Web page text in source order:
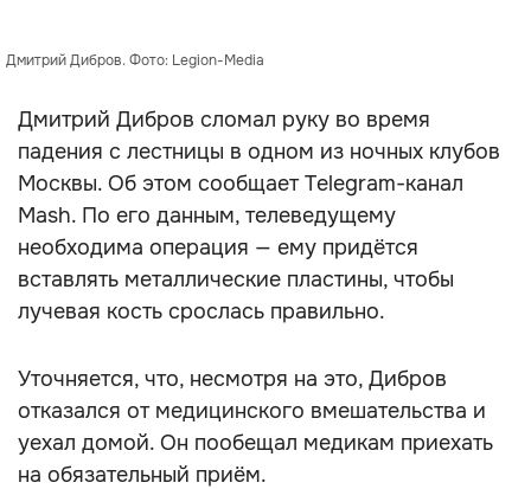
Дмитрий Дибров. Фото: Legion-Media
Дмитрий Дибров сломал руку во время
падения с лестницы в одном из ночных клубов
Москвы. Об этом сообщает Telegram-канал
Mash. По его данным, телеведущему
необходима операция — ему придётся
вставлять металлические пластины, чтобы
лучевая кость срослась правильно.
Уточняется, что, несмотря на это, Дибров
отказался от медицинского вмешательства и
уехал домой. Он пообещал медикам приехать
на обязательный приём.